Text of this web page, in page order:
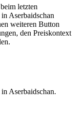
letzten
Aserbaidschan
weiteren Button
den Preiskontext
Aserbaidschan.